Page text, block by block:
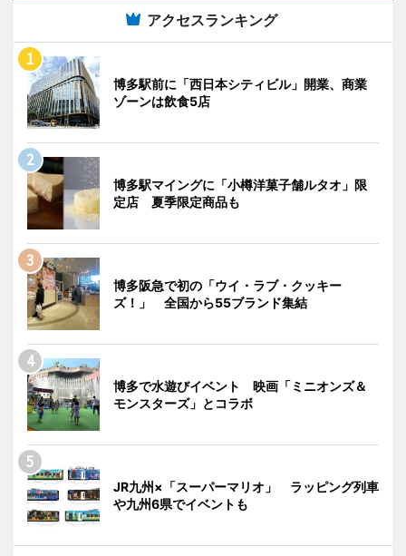
アクセスランキング
博多駅前に「西日本シティビル」開業、商業
ゾーンは飲食5店
博多駅マイングに「小樽洋菓子舗ルタオ」限
定店 夏季限定商品も
博多阪急で初の「ウイ・ラブ・クッキー
ズ！」 全国から55ブランド集結
博多で水遊びイベント 映画「ミニオンズ＆
モンスターズ」とコラボ
JR九州×「スーパーマリオ」 ラッピング列車
や九州6県でイベントも